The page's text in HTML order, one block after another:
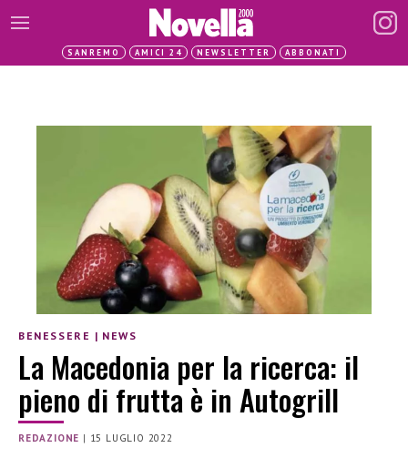
SANREMO AMICI 24 NEWSLETTER ABBONATI
BENESSERE | NEWS
La Macedonia per la ricerca: il
pieno di frutta è in Autogrill
REDAZIONE | 15 LUGLIO 2022